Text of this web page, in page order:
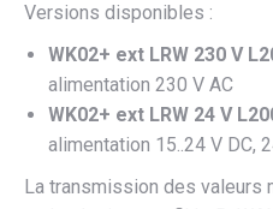
Versions disponibles :
WK02+ ext LRW 230 V
alimentation 230 V AC
WK02+ ext LRW 24 V
alimentation 15..24 V DC,
La transmission des valeurs